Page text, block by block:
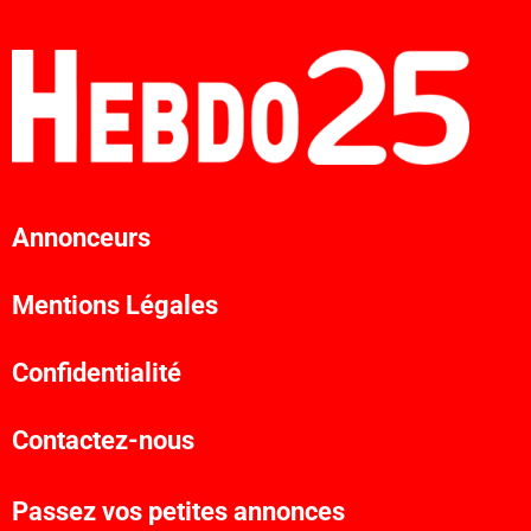
Annonceurs
Mentions Légales
Confidentialité
Contactez-nous
Passez vos petites annonces